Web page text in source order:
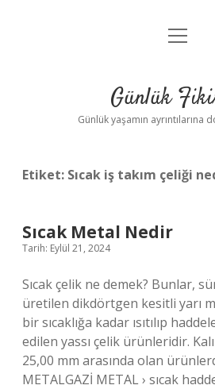
Anasayfa
Yasal Uyarı
menüyü
Günlük
Günlük yaşamın ayrıntılarına
Etiket: Sıcak iş takım çeliği
Sıcak Metal Nedir
Tarih: Eylül 21, 2024
Sıcak çelik ne demek? Bunlar,
üretilen dikdörtgen kesitli yarı
bir sıcaklığa kadar ısıtılıp
edilen yassı çelik ürünleridir.
25,00 mm arasında olan
METALGAZİ METAL › sıcak